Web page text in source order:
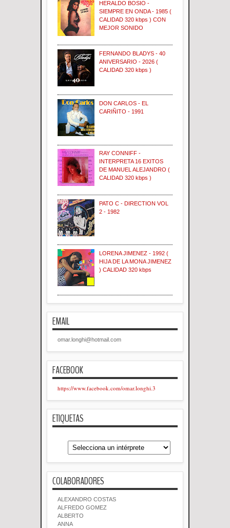
HERALDO BOSIO -
SIEMPRE EN ONDA - 1985 (
CALIDAD 320 kbps ) CON
MEJOR SONIDO
FERNANDO BLADYS - 40
ANIVERSARIO - 2026 (
CALIDAD 320 kbps )
DON CARLOS - EL
CARIÑITO - 1991
RAY CONNIFF -
INTERPRETA 16 EXITOS
DE MANUEL ALEJANDRO (
CALIDAD 320 kbps )
PATO C - DIRECTION VOL
2 - 1982
LORENA JIMENEZ - 1992 (
HIJA DE LA MONA JIMENEZ
) CALIDAD 320 kbps
EMAIL
omar.longhi@hotmail.com
FACEBOOK
https://www.facebook.com/omar.longhi.3
ETIQUETAS
COLABORADORES
ALEXANDRO COSTAS
ALFREDO GOMEZ
ALBERTO
ANNA